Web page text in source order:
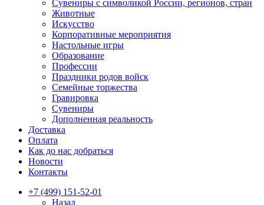
Сувениры с символикой России, регионов, стран
Животные
Искусство
Корпоративные мероприятия
Настольные игры
Образование
Профессии
Праздники родов войск
Семейные торжества
Гравировка
Сувениры
Дополненная реальность
Доставка
Оплата
Как до нас добраться
Новости
Контакты
+7 (499) 151-52-01
Назад